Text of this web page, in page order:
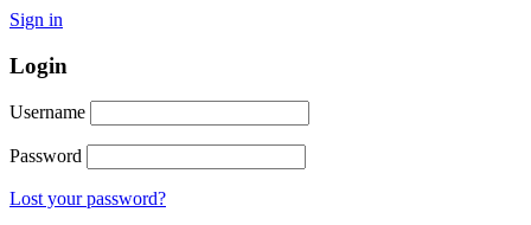
Sign in
Login
Username
Password
Lost your password?